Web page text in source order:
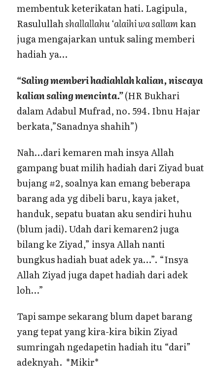
membentuk keterikatan hati. Lagipula,
Rasulullahshallallahu ‘alaihi wa sallamkan
juga mengajarkan untuk saling memberi
hadiah ya…
“Saling memberi hadiahlah kalian, niscaya
kalian saling mencinta.”(HR Bukhari
dalam Adabul Mufrad, no. 594. Ibnu Hajar
berkata,”Sanadnya shahih”)
Nah…dari kemaren mah insya Allah
gampang buat milih hadiah dari Ziyad buat
bujang #2, soalnya kan emang beberapa
barang ada yg dibeli baru, kaya jaket,
handuk, sepatu buatan aku sendiri huhu
(blum jadi). Udah dari kemaren2 juga
bilang ke Ziyad,” insya Allah nanti
bungkus hadiah buat adek ya…”. “Insya
Allah Ziyad juga dapet hadiah dari adek
loh…”
Tapi sampe sekarang blum dapet barang
yang tepat yang kira-kira bikin Ziyad
sumringah ngedapetin hadiah itu “dari”
adeknyah. *Mikir*